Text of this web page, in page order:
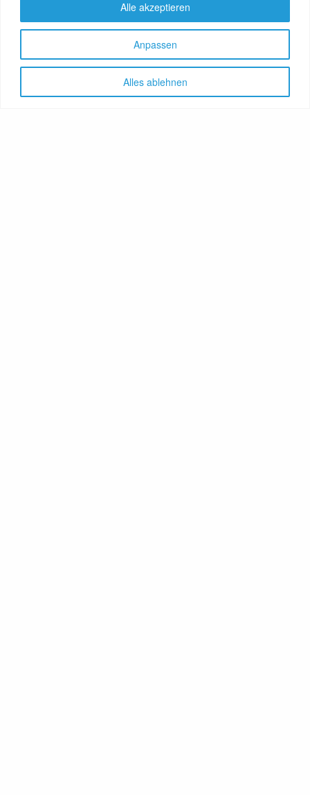
Anpassen
Alles ablehnen
Alle akzeptieren